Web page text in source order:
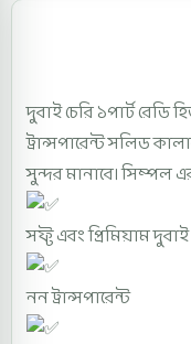
দুবাই চেরি ১পার্ট
ট্রান্সপারেন্ট সলিড
সুন্দর মানাবে। সিম্পল
সফ্ট এবং প্রিমিয়াম
নন ট্রান্সপারেন্ট